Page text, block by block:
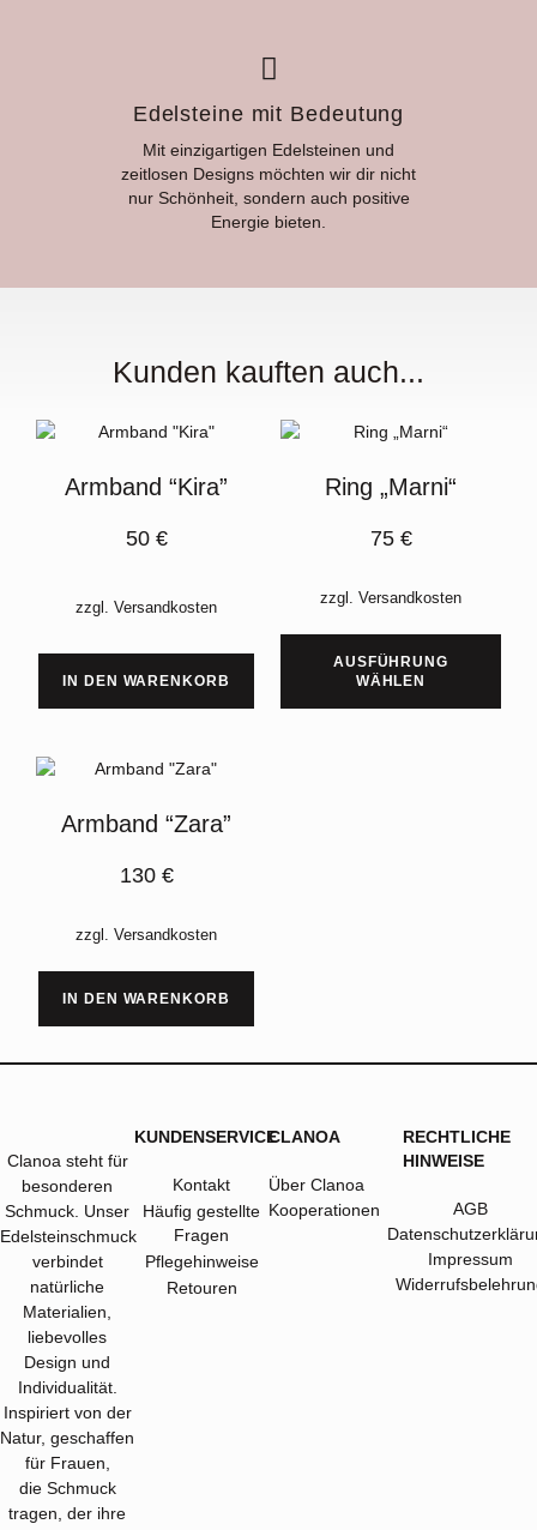
Edelsteine mit Bedeutung
Mit einzigartigen Edelsteinen und
zeitlosen Designs möchten wir dir nicht
nur Schönheit, sondern auch positive
Energie bieten.
Kunden kauften auch...
Armband “Kira”
50 €
zzgl. Versandkosten
IN DEN WARENKORB
Ring „Marni“
75 €
zzgl. Versandkosten
AUSFÜHRUNG
WÄHLEN
Armband “Zara”
130 €
zzgl. Versandkosten
IN DEN WARENKORB
Clanoa steht für
besonderen
Schmuck. Unser
Edelsteinschmuck
verbindet
natürliche
Materialien,
liebevolles
Design und
Individualität.
Inspiriert von der
Natur, geschaffen
für Frauen,
die Schmuck
tragen, der ihre
KUNDENSERVICE
Kontakt
Häufig gestellte
Fragen
Pflegehinweise
Retouren
CLANOA
Über Clanoa
Kooperationen
RECHTLICHE
HINWEISE
AGB
Impressum